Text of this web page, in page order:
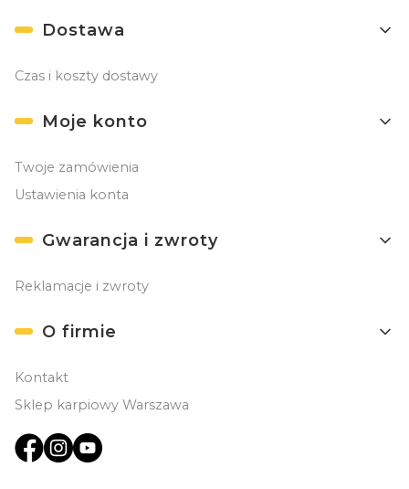
Dostawa
Czas i koszty dostawy
Moje konto
Twoje zamówienia
Ustawienia konta
Gwarancja i zwroty
Reklamacje i zwroty
O firmie
Kontakt
Sklep karpiowy Warszawa